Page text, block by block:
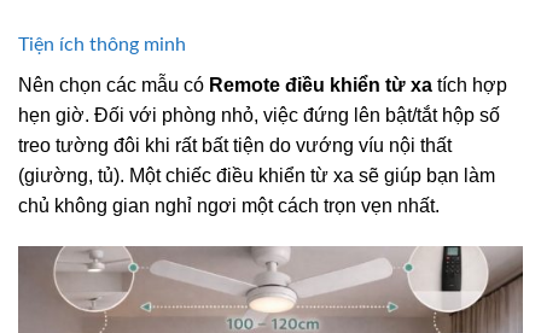
Tiện ích thông minh
Nên chọn các mẫu có Remote điều khiển từ xa tích hợp
hẹn giờ. Đối với phòng nhỏ, việc đứng lên bật/tắt hộp số
treo tường đôi khi rất bất tiện do vướng víu nội thất
(giường, tủ). Một chiếc điều khiển từ xa sẽ giúp bạn làm
chủ không gian nghỉ ngơi một cách trọn vẹn nhất.